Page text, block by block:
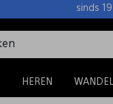
sinds
HEREN WANDEL